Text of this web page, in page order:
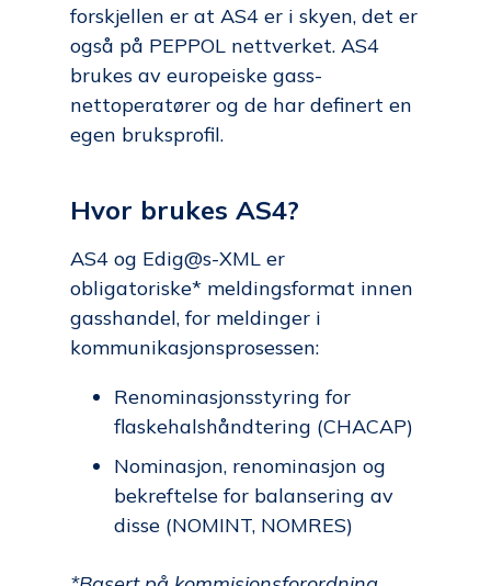
forskjellen er at AS4 er i skyen, det er
også på PEPPOL nettverket. AS4
brukes av europeiske gass-
nettoperatører og de har definert en
egen bruksprofil.
Hvor brukes AS4?
AS4 og Edig@s-XML er
obligatoriske* meldingsformat innen
gasshandel, for meldinger i
kommunikasjonsprosessen:
Renominasjonsstyring for
flaskehalshåndtering (CHACAP)
Nominasjon, renominasjon og
bekreftelse for balansering av
disse (NOMINT, NOMRES)